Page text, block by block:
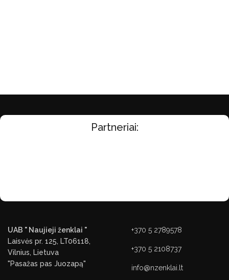
Partneriai:
UAB " Naujieji ženklai "
Laisvės pr. 125, LT06118,
Vilnius, Lietuva
"Pasažas pas Juozapą"
+370 5 2789578
+370 5 2108737
info@nzenklai.lt